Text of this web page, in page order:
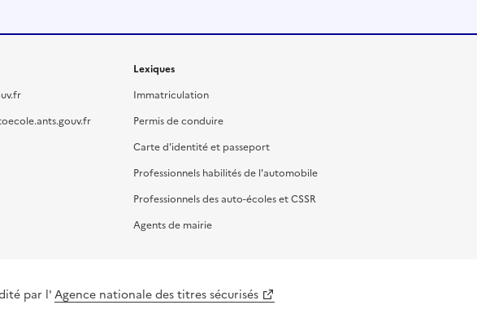
Lexiques
Immatriculation
Permis de conduire
Carte d'identité et passeport
Professionnels habilités de l'automobile
Professionnels des auto-écoles et CSSR
Agents de mairie
par l'Agence nationale des titres sécurisés